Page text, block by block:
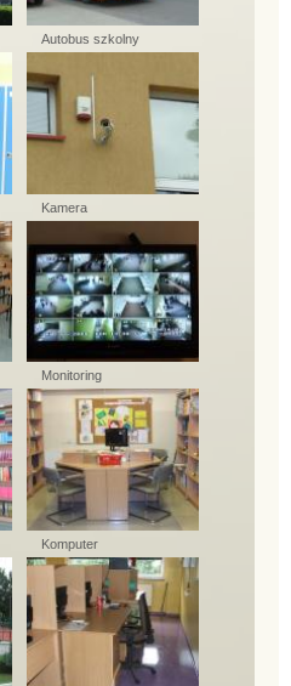
Autobus szkolny
Kamera
Monitoring
Komputer